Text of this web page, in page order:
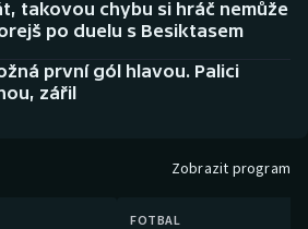
takovou chybu si hráč nemůže
po duelu s Besiktasem
první gól hlavou. Palici
zářil
Zobrazit program
FOTBAL